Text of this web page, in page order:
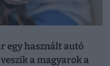
egy használt autó
a magyarok a